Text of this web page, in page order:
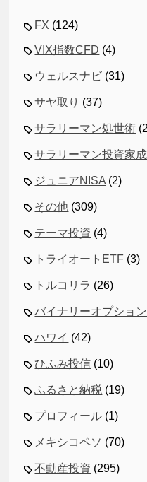
FX (124)
VIX指数CFD (4)
ウェルスナビ (31)
サヤ取り (37)
サラリーマン処世術
サラリーマン投資家
ジュニアNISA (2)
その他 (309)
テーマ投資 (4)
トライオートETF (3)
トルコリラ (26)
バイナリーオプション
ハワイ (42)
ひふみ投信 (10)
ふるさと納税 (19)
プロフィール (1)
メキシコペソ (70)
不動産投資 (295)